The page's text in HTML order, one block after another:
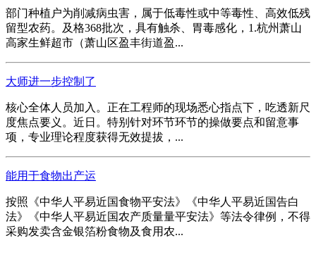
部门种植户为削减病虫害，属于低毒性或中等毒性、高效低残
留型农药。及格368批次，具有触杀、胃毒感化，1.杭州萧山
高家生鲜超市（萧山区盈丰街道盈...
大师进一步控制了
核心全体人员加入。正在工程师的现场悉心指点下，吃透新尺
度焦点要义。近日。特别针对环节环节的操做要点和留意事
项，专业理论程度获得无效提拔，...
能用于食物出产运
按照《中华人平易近国食物平安法》《中华人平易近国告白
法》《中华人平易近国农产质量量平安法》等法令律例，不得
采购发卖含金银箔粉食物及食用农...